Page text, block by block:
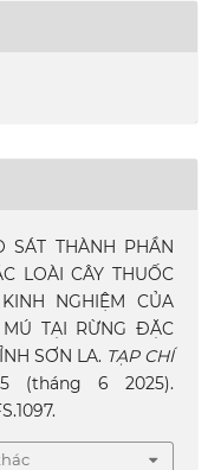
SÁT THÀNH PHẦN
LOÀI CÂY THUỐC
NGHIỆM CỦA
TẠI RỪNG ĐẶC
SƠN LA. TẠP CHÍ
(tháng 6 2025).